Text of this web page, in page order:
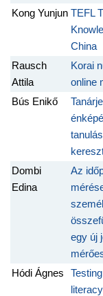
Kong Yunjun TEFL
China
Rausch
Attila
Korai
online
Bús Enikő
Dombi
Edina
Az
egy új
Hódi Ágnes